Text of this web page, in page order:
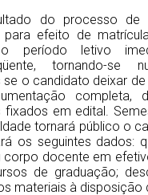
do processo de
para efeito de
período letivo
tornando-se
se o candidato deixar
completa,
fixados em edital.
tornará público o
os seguintes dados:
corpo docente em
de graduação;
materiais à disposição